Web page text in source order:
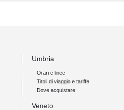
Umbria
Orari e linee
Titoli di viaggio e tariffe
Dove acquistare
Veneto